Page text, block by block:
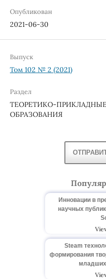
Опубликован
2021-06-30
Выпуск
Том 102 № 2 (2021)
Раздел
ТЕОРЕТИКО-
ОБРАЗОВАНИЯ
Инновации в
научных
Steam
формирования